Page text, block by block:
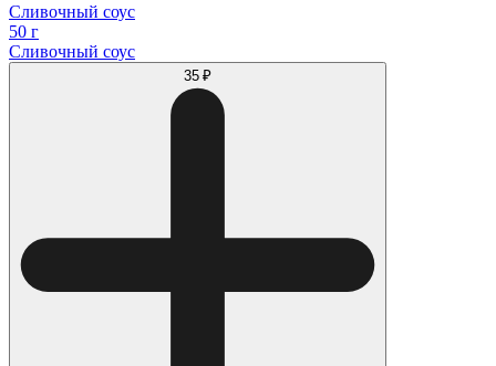
Сливочный соус
50 г
Сливочный соус
35 ₽